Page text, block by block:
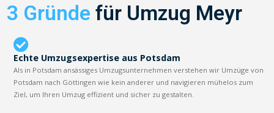
3 Gründe für Umzug Meyr
Echte Umzugsexpertise aus Potsdam
Als in Potsdam ansässiges Umzugsunternehmen verstehen wir Umzüge von
Potsdam nach Göttingen wie kein anderer und navigieren mühelos zum
Ziel, um Ihren Umzug effizient und sicher zu gestalten.